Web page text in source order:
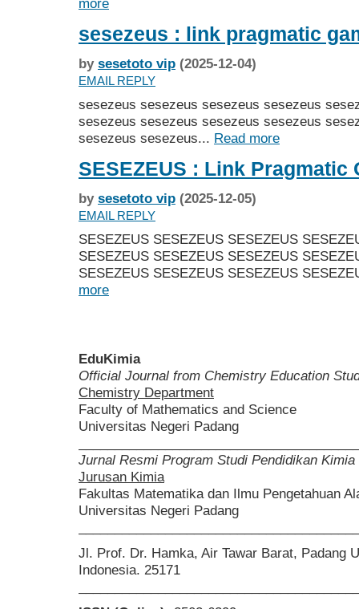
more
sesezeus : link pragmatic
by sesetoto vip (2025-12-04)
EMAIL REPLY
sesezeus sesezeus sesezeus sesezeus
sesezeus sesezeus sesezeus sesezeus
sesezeus sesezeus... Read more
SESEZEUS : Link Pragmatic
by sesetoto vip (2025-12-05)
EMAIL REPLY
SESEZEUS SESEZEUS SESEZEUS
SESEZEUS SESEZEUS SESEZEUS
SESEZEUS SESEZEUS SESEZEUS
more
EduKimia
Official Journal from Chemistry Education
Chemistry Department
Faculty of Mathematics and Science
Universitas Negeri Padang
Jurnal Resmi Program Studi Pendidikan Kimia
Jurusan Kimia
Fakultas Matematika dan Ilmu Pengetahuan
Universitas Negeri Padang
Jl. Prof. Dr. Hamka, Air Tawar Barat, Padang
Indonesia. 25171